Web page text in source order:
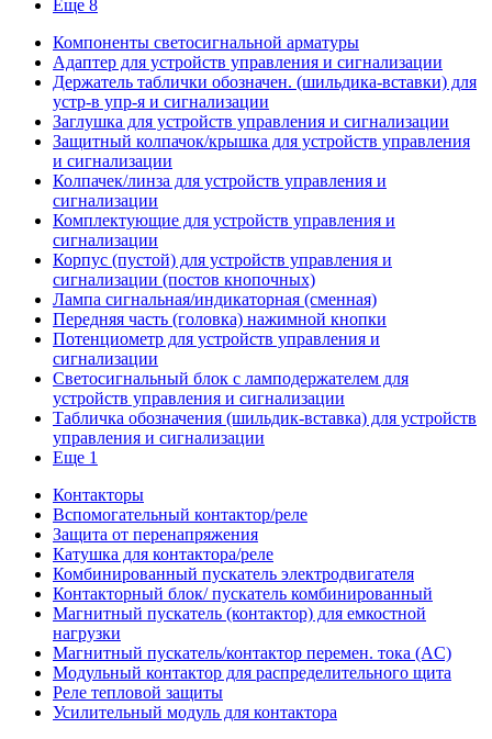
Еще 8
Компоненты светосигнальной арматуры
Адаптер для устройств управления и сигнализации
Держатель таблички обозначен. (шильдика-вставки) для
устр-в упр-я и сигнализации
Заглушка для устройств управления и сигнализации
Защитный колпачок/крышка для устройств управления
и сигнализации
Колпачек/линза для устройств управления и
сигнализации
Комплектующие для устройств управления и
сигнализации
Корпус (пустой) для устройств управления и
сигнализации (постов кнопочных)
Лампа сигнальная/индикаторная (сменная)
Передняя часть (головка) нажимной кнопки
Потенциометр для устройств управления и
сигнализации
Светосигнальный блок с ламподержателем для
устройств управления и сигнализации
Табличка обозначения (шильдик-вставка) для устройств
управления и сигнализации
Еще 1
Контакторы
Вспомогательный контактор/реле
Защита от перенапряжения
Катушка для контактора/реле
Комбинированный пускатель электродвигателя
Контакторный блок/ пускатель комбинированный
Магнитный пускатель (контактор) для емкостной
нагрузки
Магнитный пускатель/контактор перемен. тока (AC)
Модульный контактор для распределительного щита
Реле тепловой защиты
Усилительный модуль для контактора